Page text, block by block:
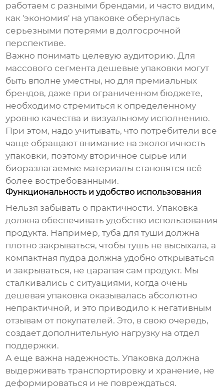
работаем с разными брендами, и часто видим,
как 'экономия' на упаковке обернулась
серьезными потерями в долгосрочной
перспективе.
Важно понимать целевую аудиторию. Для
массового сегментадешевые упаковки могут
быть вполне уместны, но для премиальных
брендов, даже при ограниченном бюджете,
необходимо стремиться к определенному
уровню качества и визуальному исполнению.
При этом, надо учитывать, что потребители все
чаще обращают внимание на экологичность
упаковки, поэтому вторичное сырье или
биоразлагаемые материалы становятся всё
более востребованными.
Функциональность и удобство использования
Нельзя забывать о практичности. Упаковка
должна обеспечивать удобство использования
продукта. Например, туба для туши должна
плотно закрываться, чтобы тушь не высыхала, а
компактная пудра должна удобно открываться
и закрываться, не царапая сам продукт. Мы
сталкивались с ситуациями, когда очень
дешевая упаковка оказывалась абсолютно
непрактичной, и это приводило к негативным
отзывам от покупателей. Это, в свою очередь,
создает дополнительную нагрузку на отдел
поддержки.
А еще важна надежность. Упаковка должна
выдерживать транспортировку и хранение, не
деформироваться и не повреждаться.